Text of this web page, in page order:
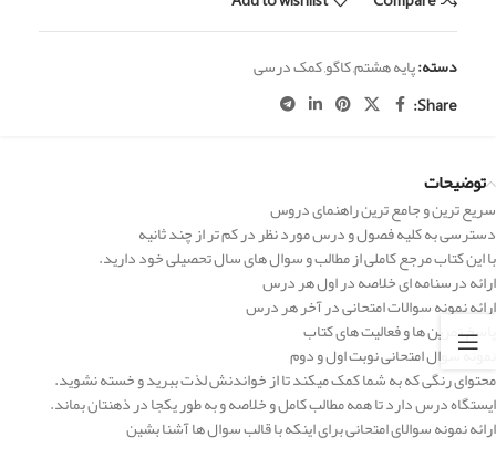
دسته:پایه هشتم,کاگو,کمک درسی
Share:
توضیحات
سریع ترین و جامع ترین راهنمای دروس
دسترسی به کلیه فصول و درس مورد نظر در کم تر از چند ثانیه
با این کتاب مرجع کاملی از مطالب و سوال های سال تحصیلی خود دارید.
ارائه درسنامه ای خلاصه در اول هر درس
ارائه نمونه سوالات امتحانی در آخر هر درس
پاسخ تمرین ها و فعالیت های کتاب
نمونه سوال امتحانی نوبت اول و دوم
محتوای رنگی که به شما کمک میکند تا از خواندنش لذت ببرید و خسته نشوید.
ایستگاه درس دارد تا همه مطالب کامل و خلاصه و به طور یکجا در ذهنتان بماند.
ارائه نمونه سوالای امتحانی برای اینکه با قالب سوال ها آشنا بشین